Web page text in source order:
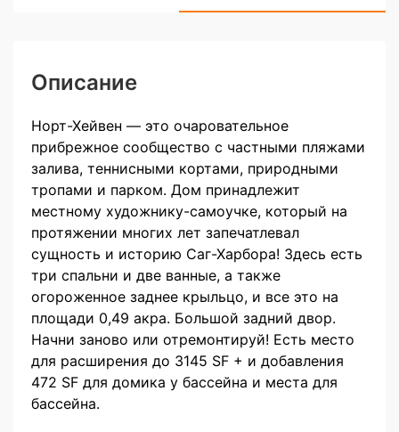
Описание
Норт-Хейвен — это очаровательное
прибрежное сообщество с частными пляжами
залива, теннисными кортами, природными
тропами и парком. Дом принадлежит
местному художнику-самоучке, который на
протяжении многих лет запечатлевал
сущность и историю Саг-Харбора! Здесь есть
три спальни и две ванные, а также
огороженное заднее крыльцо, и все это на
площади 0,49 акра. Большой задний двор.
Начни заново или отремонтируй! Есть место
для расширения до 3145 SF + и добавления
472 SF для домика у бассейна и места для
бассейна.